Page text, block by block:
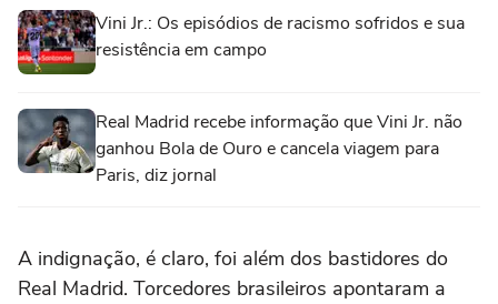
Vini Jr.: Os episódios de racismo sofridos e sua
resistência em campo
Real Madrid recebe informação que Vini Jr. não
ganhou Bola de Ouro e cancela viagem para
Paris, diz jornal
A indignação, é claro, foi além dos bastidores do
Real Madrid. Torcedores brasileiros apontaram a